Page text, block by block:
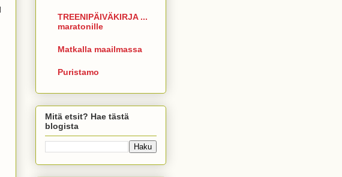
TREENIPÄIVÄKIRJA ...
maratonille
Matkalla maailmassa
Puristamo
Mitä etsit? Hae tästä
blogista